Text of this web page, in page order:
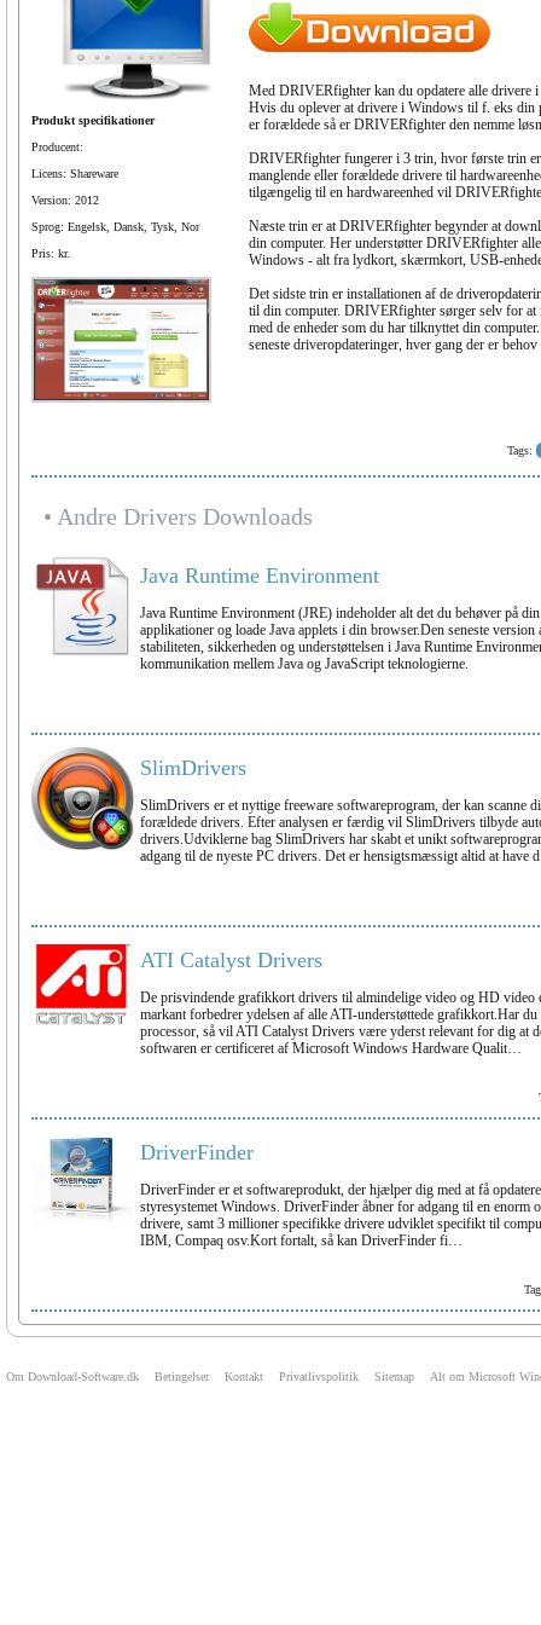
Produkt specifikationer
Producent:
Licens: Shareware
Version: 2012
Sprog: Engelsk, Dansk, Tysk, Nor
Pris: kr.
Med DRIVERfighter kan du opdatere alle drivere
Hvis du oplever at drivere i Windows til f. eks
er forældede så er DRIVERfighter den nemme
DRIVERfighter fungerer i 3 trin, hvor første trin
manglende eller forældede drivere til
tilgængelig til en hardwareenhed vil
Næste trin er at DRIVERfighter begynder at
din computer. Her understøtter DRIVERfighter
Windows - alt fra lydkort, skærmkort, USB-
Det sidste trin er installationen af de
til din computer. DRIVERfighter sørger selv for at
med de enheder som du har tilknyttet din
seneste driveropdateringer, hver gang der er
Tags:
Andre Drivers Downloads
Java Runtime Environment
Java Runtime Environment (JRE) indeholder alt det du behøver på
applikationer og loade Java applets i din browser.Den seneste
stabiliteten, sikkerheden og understøttelsen i Java Runtime
kommunikation mellem Java og JavaScript teknologierne.
SlimDrivers
SlimDrivers er et nyttige freeware softwareprogram, der kan scanne
forældede drivers. Efter analysen er færdig vil SlimDrivers tilbyde
drivers.Udviklerne bag SlimDrivers har skabt et unikt
adgang til de nyeste PC drivers. Det er hensigtsmæssigt altid at have
ATI Catalyst Drivers
De prisvindende grafikkort drivers til almindelige video og HD
markant forbedrer ydelsen af alle ATI-understøttede grafikkort.Har
processor, så vil ATI Catalyst Drivers være yderst relevant for dig at
softwaren er certificeret af Microsoft Windows Hardware Qualit…
DriverFinder
DriverFinder er et softwareprodukt, der hjælper dig med at få
styresystemet Windows. DriverFinder åbner for adgang til en enorm
drivere, samt 3 millioner specifikke drivere udviklet specifikt til
IBM, Compaq osv.Kort fortalt, så kan DriverFinder fi…
Om Download-Software.dk Betingelser Kontakt Privatlivspolitik Sitemap Alt om Microsoft